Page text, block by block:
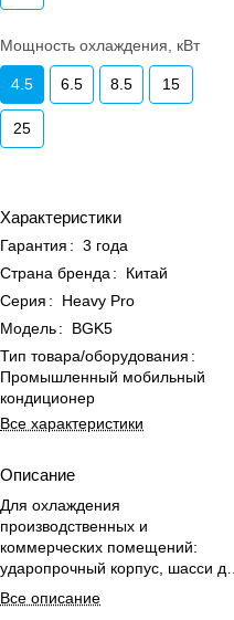
Мощность охлаждения, кВт
4.5 6.5 8.5 15
25
Характеристики
Гарантия : 3 года
Страна бренда :
Китай
Серия :
Heavy Pro
Модель:
BGK5
Тип товара/оборудования :
Промышленный мобильный
кондиционер
Все характеристики
Описание
Для охлаждения
производственных и
коммерческих помещений:
ударопрочный корпус, шасси для
перемещения, работа до +45°C,
таймер, авторестарт, фильтр.
Все описание